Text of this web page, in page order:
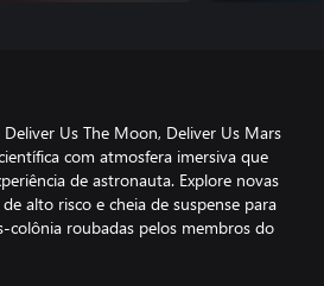
Us The Moon, Deliver Us Mars
com atmosfera imersiva que
de astronauta. Explore novas
alto risco e cheia de suspense para
colônia roubadas pelos membros do